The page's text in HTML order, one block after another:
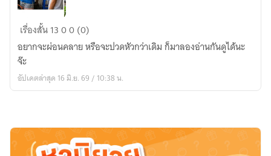
ผัก
ชวน
หิว
เรื่องสั้น1300 (0)
อยากจะผ่อนคลาย หรือจะปวดหัวกว่าเดิม ก็มาลองอ่านกันดูได้นะ
จ๊ะ
อัปเดตล่าสุด 16 มิ.ย. 69 / 10:38 น.